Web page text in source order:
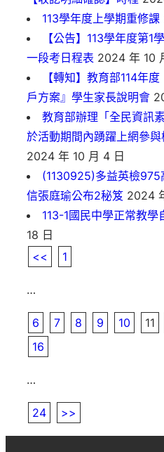
113學年度上學期重修課
【公告】113學年度第1
一段考日程表 2024 年 10
【轉知】教育部114年
戶方案』學生家長說明會
教育部辦理「全民資訊
於活動期間內踴躍上網參
2024 年 10 月 4 日
(1130925)多益英檢975
信張庭瑜公布2秘笈 2024
113-1國民中學正常教學
18 日
<<
1
…
6 7 8 9 10 11
16
…
24 >>